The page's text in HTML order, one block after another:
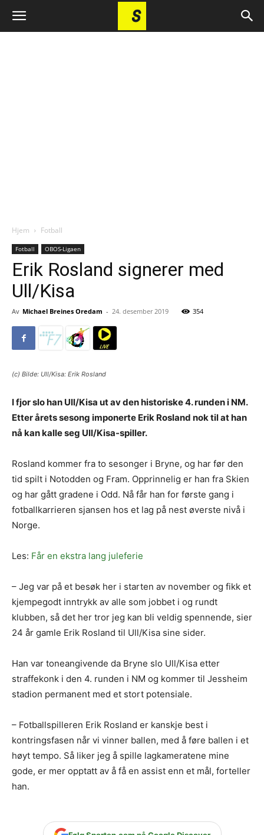
Hjem Fotball
Fotball OBOS-Ligaen
Erik Rosland signerer med
Ull/Kisa
Av Michael Breines Oredam - 24. desember 2019 354
(c) Bilde: Ull/Kisa: Erik Rosland
I fjor slo han Ull/Kisa ut av den historiske 4. runden i NM.
Etter årets sesong imponerte Erik Rosland nok til at han
nå kan kalle seg Ull/Kisa-spiller.
Rosland kommer fra to sesonger i Bryne, og har før den
tid spilt i Notodden og Fram. Opprinnelig er han fra Skien
og har gått gradene i Odd. Nå får han for første gang i
fotballkarrieren sjansen hos et lag på nest øverste nivå i
Norge.
Les: Får en ekstra lang juleferie
– Jeg var på et besøk her i starten av november og fikk et
kjempegodt inntrykk av alle som jobbet i og rundt
klubben, så det her tror jeg kan bli veldig spennende, sier
24 år gamle Erik Rosland til Ull/Kisa sine sider.
Han var toneangivende da Bryne slo Ull/Kisa etter
straffekonk i den 4. runden i NM og kommer til Jessheim
stadion permanent med et stort potensiale.
– Fotballspilleren Erik Rosland er kanskje best i
kontringsfasen når vi vinner ballen, med å føre ballen i et
høyt tempo. Så liker jeg å spille lagkameratene mine
gode, er mer opptatt av å få en assist enn et mål, forteller
han.